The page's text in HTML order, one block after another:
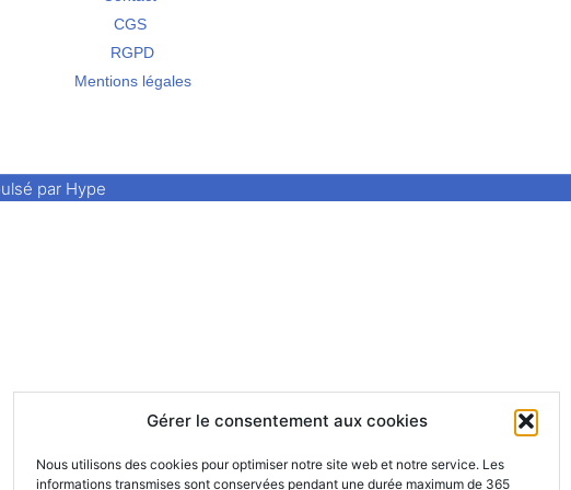
Gérer le consentement aux cookies
Nous utilisons des cookies pour optimiser notre site web et notre service. Les
informations transmises sont conservées pendant une durée maximum de 365
CGS
RGPD
Mentions légales
par Hype